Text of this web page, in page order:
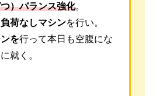
）バランス強化。
負荷なしマシンを行い。
を行って本日も空腹にな
就く。